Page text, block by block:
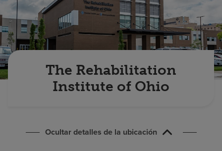
Buscar un centro
Inversores
Empleos
Pagar mi factura
The Rehabilitation
Institute of Ohio
Ocultar detalles de la ubicación